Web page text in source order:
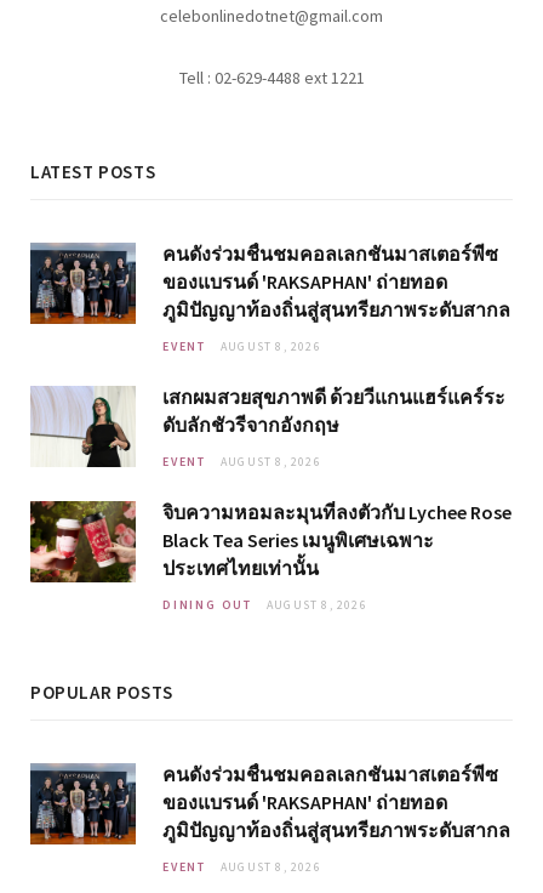
celebonlinedotnet@gmail.com
Tell : 02-629-4488 ext 1221
LATEST POSTS
คนดังร่วมชื่นชมคอลเลกชันมาสเตอร์พีซ
ของแบรนด์ 'RAKSAPHAN' ถ่ายทอด
ภูมิปัญญาท้องถิ่นสู่สุนทรียภาพระดับสากล
EVENT AUGUST 8, 2026
เสกผมสวยสุขภาพดี ด้วยวีแกนแฮร์แคร์ระ
ดับลักชัวรีจากอังกฤษ
EVENT AUGUST 8, 2026
จิบความหอมละมุนที่ลงตัวกับ Lychee Rose
Black Tea Series เมนูพิเศษเฉพาะ
ประเทศไทยเท่านั้น
DINING OUT AUGUST 8, 2026
POPULAR POSTS
คนดังร่วมชื่นชมคอลเลกชันมาสเตอร์พีซ
ของแบรนด์ 'RAKSAPHAN' ถ่ายทอด
ภูมิปัญญาท้องถิ่นสู่สุนทรียภาพระดับสากล
EVENT AUGUST 8, 2026